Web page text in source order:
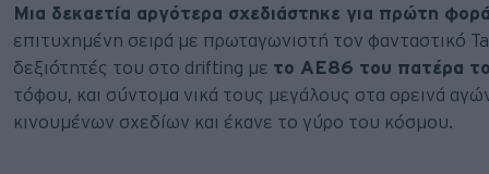
Μια δεκαετία αργότερα σχεδιάστηκε για πρώτη
επιτυχημένη σειρά με πρωταγωνιστή τον φανταστικό
δεξιότητές του στο drifting με το AE86 του πατέρα
τόφου, και σύντομα νικά τους μεγάλους στα ορεινά
κινουμένων σχεδίων και έκανε το γύρο του κόσμου.